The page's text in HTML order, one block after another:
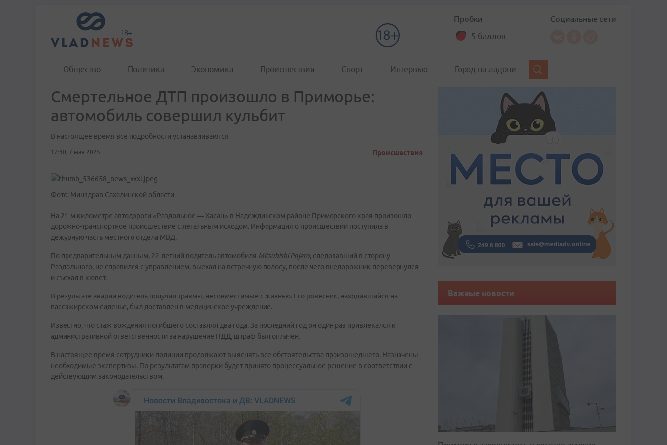
Пробки
5 баллов
Социальные сети
Общество Политика Экономика Происшествия Спорт Интервью Город на ладони
Смертельное ДТП произошло в Приморье:
автомобиль совершил кульбит
В настоящее время все подробности устанавливаются
17:30, 7 мая 2025 Происшествия
Фото: Минздрав Сахалинской области
На 21-м километре автодороги «Раздольное — Хасан» в Надеждинском районе Приморского края произошло
дорожно-транспортное происшествие с летальным исходом. Информация о происшествии поступила в
дежурную часть местного отдела МВД.
По предварительным данным, 22-летний водитель автомобиля Mitsubishi Pajero, следовавший в сторону
Раздольного, не справился с управлением, выехал на встречную полосу, после чего внедорожник перевернулся
и съехал в кювет.
В результате аварии водитель получил травмы, несовместимые с жизнью. Его ровесник, находившийся на
пассажирском сиденье, был доставлен в медицинское учреждение.
Известно, что стаж вождения погибшего составлял два года. За последний год он один раз привлекался к
административной ответственности за нарушение ПДД, штраф был оплачен.
В настоящее время сотрудники полиции продолжают выяснять все обстоятельства произошедшего. Назначены
необходимые экспертизы. По результатам проверки будет принято процессуальное решение в соответствии с
действующим законодательством.
Важные новости